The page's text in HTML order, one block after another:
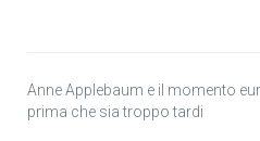
Anne Applebaum e il momento
prima che sia troppo tardi